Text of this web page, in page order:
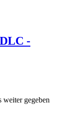
-
weiter gegeben